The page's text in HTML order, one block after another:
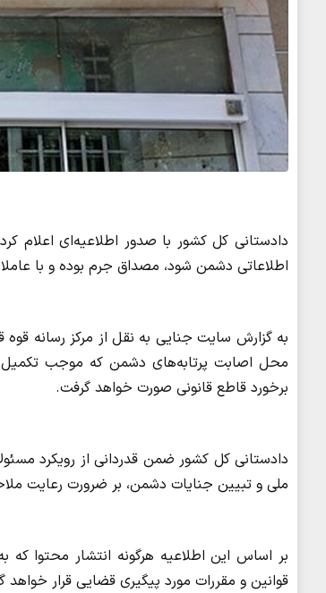
دادستانی کل کشور با صدور اطلاعیه‌ای اعلام
اطلاعاتی دشمن شود، مصداق جرم بوده و با
به گزارش سایت جنایی به نقل از مرکز رسانه قوه
محل اصابت پرتابه‌های دشمن که موجب تکمیل
برخورد قاطع قانونی صورت خواهد گرفت.
دادستانی کل کشور ضمن قدردانی از رویکرد
ملی و تبیین جنایات دشمن، بر ضرورت رعایت
بر اساس این اطلاعیه هرگونه انتشار محتوا
قوانین و مقررات مورد پیگیری قضایی قرار خواهد